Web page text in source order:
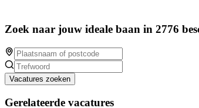
Zoek naar jouw ideale baan in 2776
Vacatures zoeken
Gerelateerde vacatures